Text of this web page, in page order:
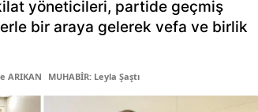
yöneticileri, partide geçmiş
bir araya gelerek vefa ve birlik
ARIKAN MUHABİR: Leyla Şaştı